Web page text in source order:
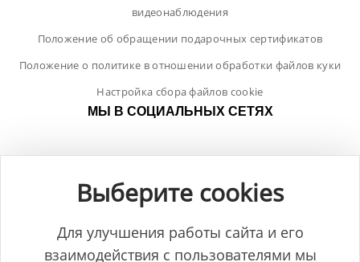
видеонаблюдения
Положение об обращении подарочных сертификатов
Положение о политике в отношении обработки файлов куки
Настройка сбора файлов cookie
МЫ В СОЦИАЛЬНЫХ СЕТЯХ
Выберите cookies
Для улучшения работы сайта и его
взаимодействия с пользователями мы